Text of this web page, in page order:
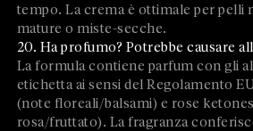
tempo. La crema è ottimale per pelli
mature o miste-secche.
20. Ha profumo? Potrebbe causare
La formula contiene parfum con gli
etichetta ai sensi del Regolamento
(note floreali/balsami) e rose
rosa/fruttato). La fragranza